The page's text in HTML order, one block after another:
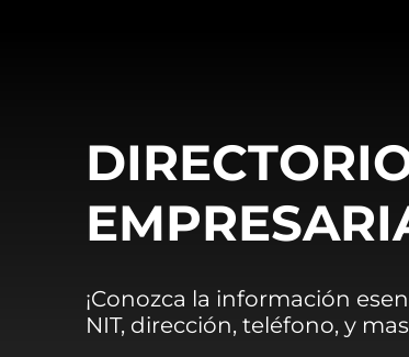
¡Conozca la información
NIT, dirección, teléfono, y